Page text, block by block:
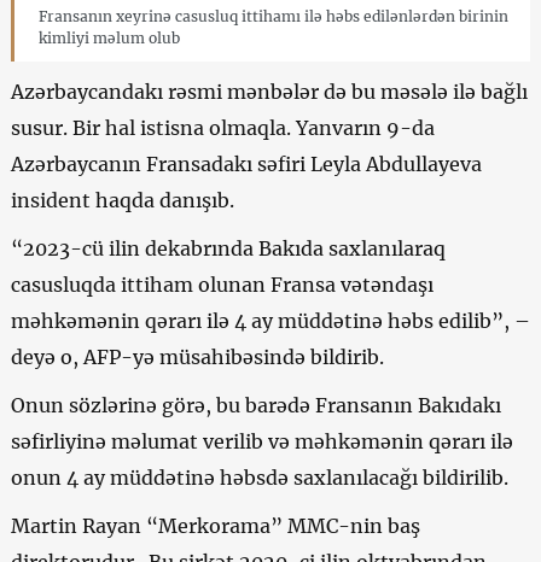
Fransanın xeyrinə casusluq ittihamı ilə həbs edilənlərdən birinin
kimliyi məlum olub
Azərbaycandakı rəsmi mənbələr də bu məsələ ilə bağlı
susur. Bir hal istisna olmaqla. Yanvarın 9-da
Azərbaycanın Fransadakı səfiri Leyla Abdullayeva
insident haqda danışıb.
“2023-cü ilin dekabrında Bakıda saxlanılaraq
casusluqda ittiham olunan Fransa vətəndaşı
məhkəmənin qərarı ilə 4 ay müddətinə həbs edilib”, –
deyə o, AFP-yə müsahibəsində bildirib.
Onun sözlərinə görə, bu barədə Fransanın Bakıdakı
səfirliyinə məlumat verilib və məhkəmənin qərarı ilə
onun 4 ay müddətinə həbsdə saxlanılacağı bildirilib.
Martin Rayan “Merkorama” MMC-nin baş